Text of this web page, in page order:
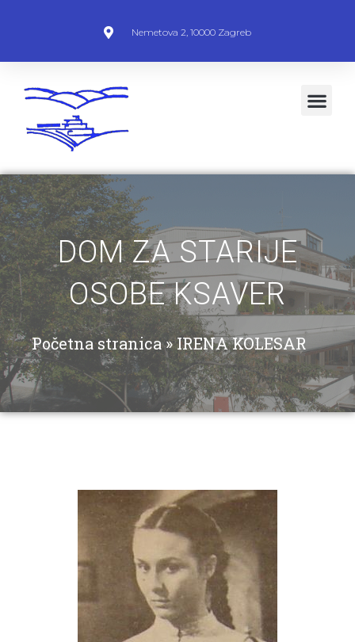
Nemetova 2, 10000 Zagreb
DOM ZA STARIJE
OSOBE KSAVER
Početna stranica»IRENA KOLESAR